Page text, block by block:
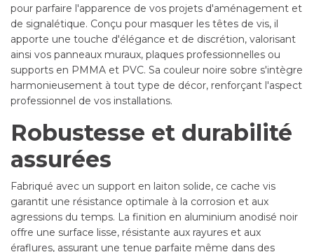
pour parfaire l'apparence de vos projets d'aménagement et
de signalétique. Conçu pour masquer les têtes de vis, il
apporte une touche d'élégance et de discrétion, valorisant
ainsi vos panneaux muraux, plaques professionnelles ou
supports en PMMA et PVC. Sa couleur noire sobre s'intègre
harmonieusement à tout type de décor, renforçant l'aspect
professionnel de vos installations.
Robustesse et durabilité
assurées
Fabriqué avec un support en laiton solide, ce cache vis
garantit une résistance optimale à la corrosion et aux
agressions du temps. La finition en aluminium anodisé noir
offre une surface lisse, résistante aux rayures et aux
éraflures, assurant une tenue parfaite même dans des